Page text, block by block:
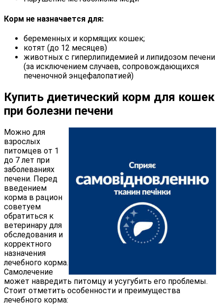
Корм не назначается для:
беременных и кормящих кошек;
котят (до 12 месяцев)
животных с гиперлипидемией и липидозом печени
(за исключением случаев, сопровождающихся
печеночной энцефалопатией)
Купить диетический корм для кошек
при болезни печени
Можно для
взрослых
питомцев от 1
до 7 лет при
заболеваниях
печени. Перед
введением
корма в рацион
советуем
обратиться к
ветеринару для
обследования и
корректного
назначения
лечебного корма.
Самолечение
может навредить питомцу и усугубить его проблемы.
Стоит отметить особенности и преимущества
лечебного корма: